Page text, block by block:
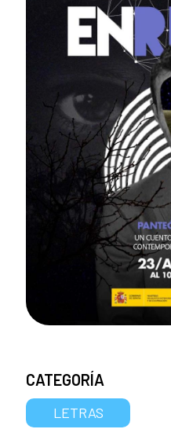
CATEGORÍA
LETRAS